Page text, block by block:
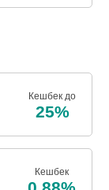
Кешбек до
25%
Кешбек